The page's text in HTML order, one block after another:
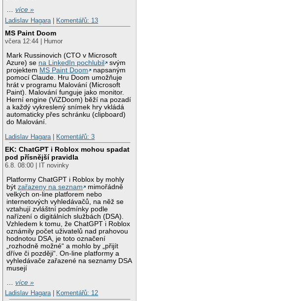
…více »
Ladislav Hagara
Komentářů: 13
MS Paint Doom
včera 12:44 | Humor
Mark Russinovich (CTO v Microsoft
Azure) se na LinkedIn pochlubil
svým
projektem MS Paint Doom
napsaným
pomocí Claude. Hru Doom umožňuje
hrát v programu Malování (Microsoft
Paint). Malování funguje jako monitor.
Herní engine (ViZDoom) běží na pozadí
a každý vykreslený snímek hry vkládá
automaticky přes schránku (clipboard)
do Malování.
Ladislav Hagara
Komentářů: 3
EK: ChatGPT i Roblox mohou spadat
pod přísnější pravidla
6.8. 08:00 | IT novinky
Platformy ChatGPT i Roblox by mohly
býtzařazeny na seznam
mimořádně
velkých on-line platforem nebo
internetových vyhledávačů, na něž se
vztahují zvláštní podmínky podle
nařízení o digitálních službách (DSA).
Vzhledem k tomu, že ChatGPT i Roblox
oznámily počet uživatelů nad prahovou
hodnotou DSA, je toto označení
„rozhodně možné“ a mohlo by „přijít
dříve či později“. On-line platformy a
vyhledávače zařazené na seznamy DSA
musejí
…více »
Ladislav Hagara| Komentářů: 12